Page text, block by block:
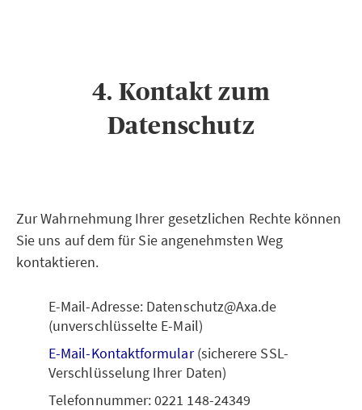
4. Kontakt zum
Datenschutz
Zur Wahrnehmung Ihrer gesetzlichen Rechte können
Sie uns auf dem für Sie angenehmsten Weg
kontaktieren.
E-Mail-Adresse: Datenschutz@Axa.de
(unverschlüsselte E-Mail)
E-Mail-Kontaktformular(sicherere SSL-
Verschlüsselung Ihrer Daten)
Telefonnummer: 0221 148-24349